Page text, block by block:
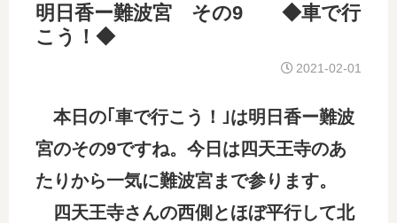
明日香ー難波宮 その9 ◆車で行
こう！◆
2021-02-01
本日の｢車で行こう！｣は明日香ー難波
宮のその9ですね。今日は四天王寺のあ
たりから一気に難波宮まで参ります。
四天王寺さんの西側とほぼ平行して北